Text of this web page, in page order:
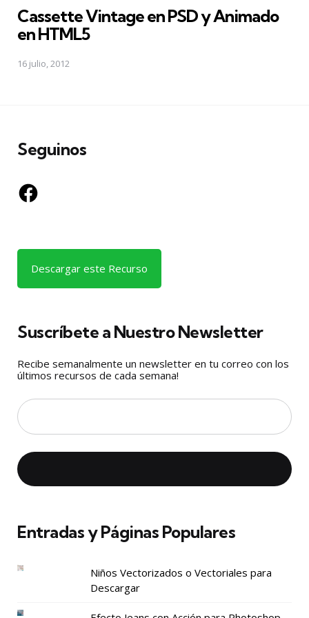
Cassette Vintage en PSD y Animado
en HTML5
16 julio, 2012
Seguinos
Facebook
Descargar este Recurso
Suscríbete a Nuestro Newsletter
Recibe semanalmente un newsletter en tu correo con los
últimos recursos de cada semana!
Entradas y Páginas Populares
Niños Vectorizados o Vectoriales para
Descargar